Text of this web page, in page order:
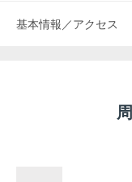
基本情報／アクセス